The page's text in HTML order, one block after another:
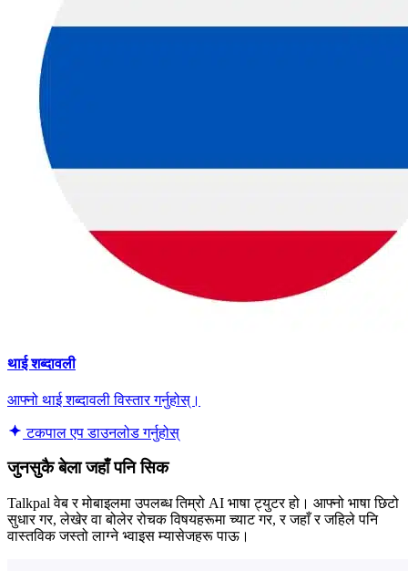
थाई शब्दावली
आफ्नो थाई शब्दावली विस्तार गर्नुहोस्।
टकपाल एप डाउनलोड गर्नुहोस्
जुनसुकै बेला जहाँ पनि सिक
Talkpal वेब र मोबाइलमा उपलब्ध तिम्रो AI भाषा ट्युटर हो। आफ्नो भाषा छिटो
सुधार गर, लेखेर वा बोलेर रोचक विषयहरूमा च्याट गर, र जहाँ र जहिले पनि
वास्तविक जस्तो लाग्ने भ्वाइस म्यासेजहरू पाऊ।